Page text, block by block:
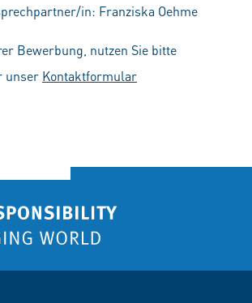
in: Franziska Oehme
Bewerbung, nutzen Sie bitte
unser Kontaktformular